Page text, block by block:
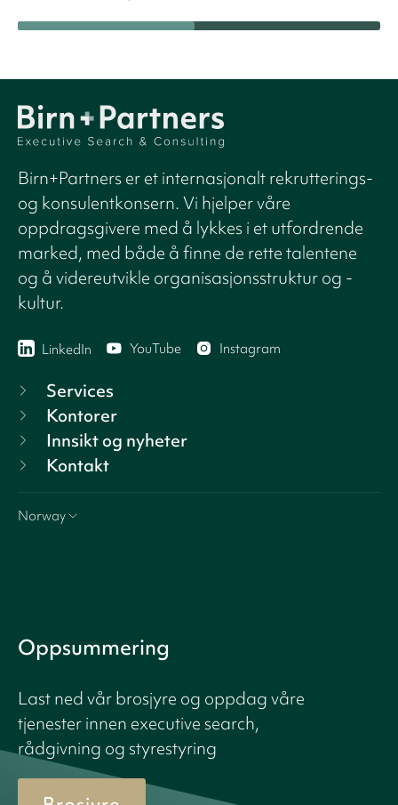
Birn+Partners er et internasjonalt rekrutterings-
og konsulentkonsern. Vi hjelper våre
oppdragsgivere med å lykkes i et utfordrende
marked, med både å finne de rette talentene
og å videreutvikle organisasjonsstruktur og -
kultur.
LinkedIn YouTube Instagram
Services
Kontorer
Innsikt og nyheter
Kontakt
Norway
Oppsummering
Last ned vår brosjyre og oppdag våre
tjenester innen executive search,
rådgivning og styrestyring